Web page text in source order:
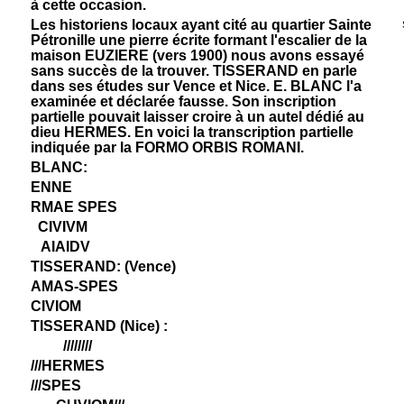
à cette occasion.
Les historiens locaux ayant cité au quartier Sainte
Pétronille une pierre écrite formant l'escalier de la
maison EUZIERE (vers 1900) nous avons essayé
sans succès de la trouver. TISSERAND en parle
dans ses études sur Vence et Nice. E. BLANC l'a
examinée et déclarée fausse. Son inscription
partielle pouvait laisser croire à un autel dédié au
dieu HERMES. En voici la transcription partielle
indiquée par la FORMO ORBIS ROMANI.
BLANC:
ENNE
RMAE SPES
CIVIVM
AIAIDV
TISSERAND: (Vence)
AMAS-SPES
CIVIOM
TISSERAND (Nice) :
////////
///HERMES
///SPES